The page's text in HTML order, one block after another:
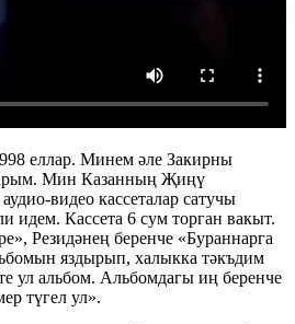
еллар. Минем әле Закирны
Мин Казанның Җиңү
видео кассеталар сатучы
идем. Кассета 6 сум торган вакыт.
Резидәнең беренче «Бураннарга
яздырып, халыкка тәкъдим
ул альбом. Альбомдагы иң беренче
түгел ул».